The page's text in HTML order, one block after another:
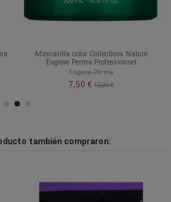
Mascarilla color Collections Nature
Eugene Perma Professionnel
Eugene-Perma
7,50 €15,00 €
también compraron: